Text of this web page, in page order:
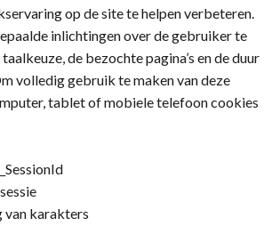
op de site te helpen verbeteren.
inlichtingen over de gebruiker te
de bezochte pagina’s en de duur
volledig gebruik te maken van deze
tablet of mobiele telefoon cookies
van karakters